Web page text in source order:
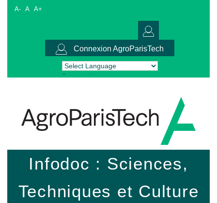
A- A A+
Connexion AgroParisTech
Powered by Translate
Infodoc : Sciences,
Techniques et Culture